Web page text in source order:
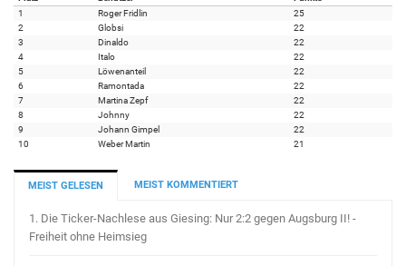
1
Roger Fridlin
25
2
Globsi
22
3
Dinaldo
22
4
Italo
22
5
Löwenanteil
22
6
Ramontada
22
7
Martina Zepf
22
8
Johnny
22
9
Johann Gimpel
22
10
Weber Martin 21
MEIST GELESEN MEIST KOMMENTIERT
1. Die Ticker-Nachlese aus Giesing: Nur 2:2 gegen Augsburg II! -
Freiheit ohne Heimsieg